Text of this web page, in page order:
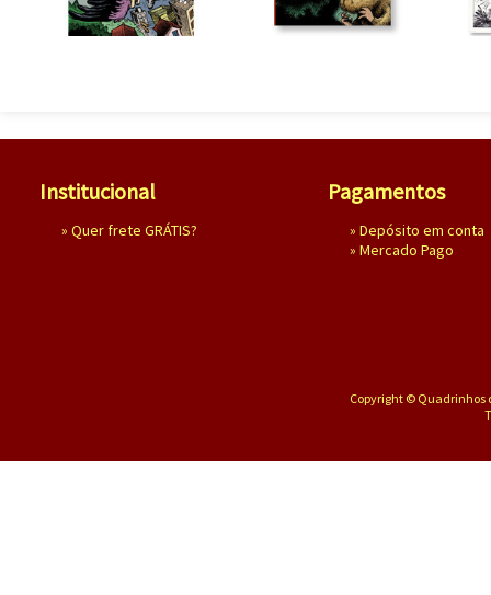
Institucional
» Quer frete GRÁTIS?
Pagamentos
» Depósito em conta
» Mercado Pago
Copyright © Quadrinhos